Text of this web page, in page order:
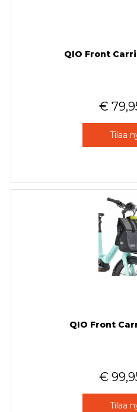
QIO Front
€
Tilaa
QIO Front
€
Tilaa